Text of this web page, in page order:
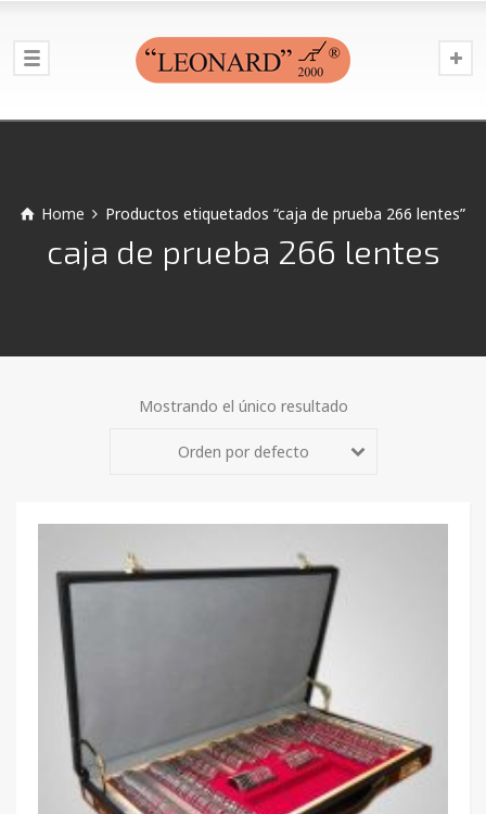
Home Productos etiquetados “caja de prueba 266 lentes”
caja de prueba 266 lentes
Mostrando el único resultado
Orden por defecto